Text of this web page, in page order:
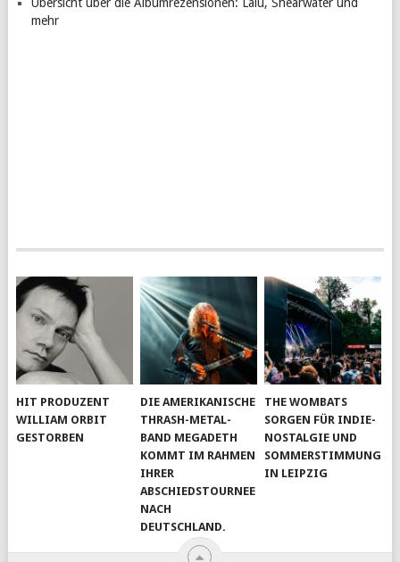
mehr
HIT PRODUZENT
WILLIAM ORBIT
GESTORBEN
DIE AMERIKANISCHE
THRASH-METAL-
BAND MEGADETH
KOMMT IM RAHMEN
IHRER
ABSCHIEDSTOURNEE
NACH
DEUTSCHLAND.
THE WOMBATS
SORGEN FÜR INDIE-
NOSTALGIE UND
SOMMERSTIMMUNG
IN LEIPZIG